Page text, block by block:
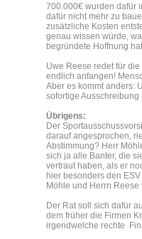
700.000€ wurden dafür
dafür nicht mehr zu
zusätzliche Kosten
genau wissen würde,
begründete Hoffnung
Uwe Reese redet für
endlich anfangen!
Aber es kommt anders:
sofortige
Übrigens:
Der
darauf angesprochen,
Abstimmung? Herr
sich ja alle Banter, die
vertraut haben, als er
hier besonders den
Möhle und Herrn
Der Rat soll sich dafür
dem früher die Firmen
irgendwelche rechte